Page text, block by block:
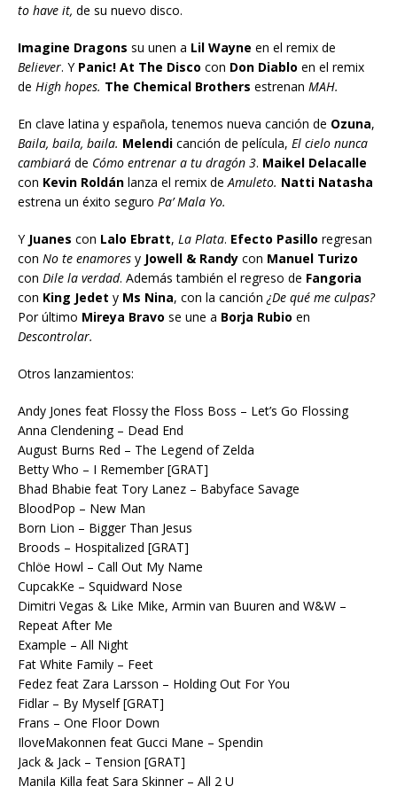
to have it, de su nuevo disco.
Imagine Dragons su unen a Lil Wayne en el remix de
Believer. Y Panic! At The Disco con Don Diablo en el remix
de High hopes. The Chemical Brothers estrenan MAH.
En clave latina y española, tenemos nueva canción de Ozuna,
Baila, baila, baila. Melendi canción de película, El cielo nunca
cambiará de Cómo entrenar a tu dragón 3. Maikel Delacalle
con Kevin Roldán lanza el remix de Amuleto. Natti Natasha
estrena un éxito seguro Pa’ Mala Yo.
Y Juanes con Lalo Ebratt, La Plata. Efecto Pasillo regresan
con No te enamores y Jowell & Randy con Manuel Turizo
con Dile la verdad. Además también el regreso de Fangoria
con King Jedet y Ms Nina, con la canción ¿De qué me culpas?
Por último Mireya Bravo se une a Borja Rubio en
Descontrolar.
Otros lanzamientos:
Andy Jones feat Flossy the Floss Boss – Let’s Go Flossing
Anna Clendening – Dead End
August Burns Red – The Legend of Zelda
Betty Who – I Remember [GRAT]
Bhad Bhabie feat Tory Lanez – Babyface Savage
BloodPop – New Man
Born Lion – Bigger Than Jesus
Broods – Hospitalized [GRAT]
Chlöe Howl – Call Out My Name
CupcakKe – Squidward Nose
Dimitri Vegas & Like Mike, Armin van Buuren and W&W –
Repeat After Me
Example – All Night
Fat White Family – Feet
Fedez feat Zara Larsson – Holding Out For You
Fidlar – By Myself [GRAT]
Frans – One Floor Down
IloveMakonnen feat Gucci Mane – Spendin
Jack & Jack – Tension [GRAT]
Manila Killa feat Sara Skinner – All 2 U